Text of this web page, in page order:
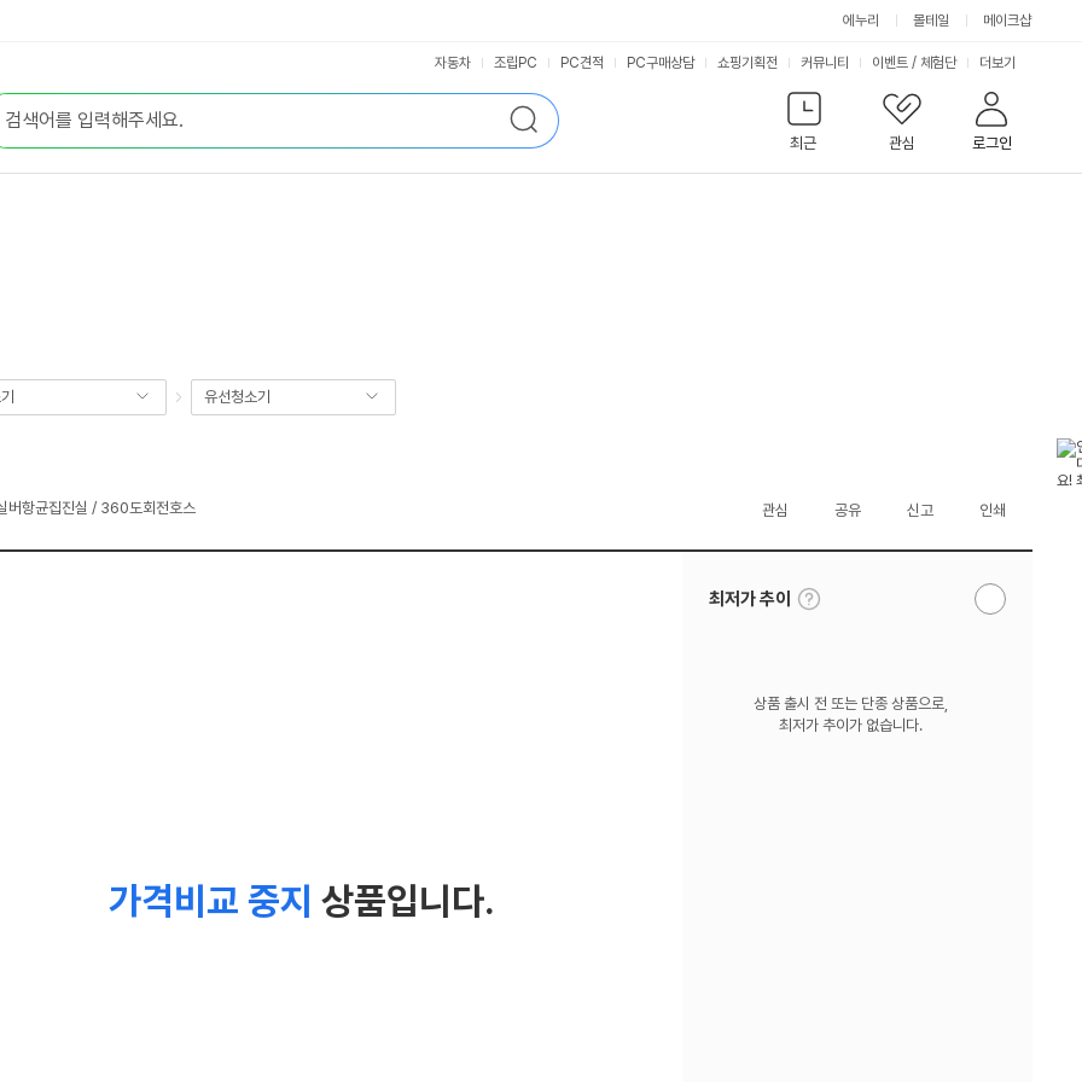
에누리 몰테일 메이크샵
검
색
최근
관심 로그인
자동차 조립PC PC견적 PC구매상담 쇼핑기획전 커뮤니티 이벤트 / 체험단 서
비
스
더보기
유선청소기
버항균집진실 / 360도회전호스 관심 공유 신고 인쇄
가격비교 중지 상품입니다.
최저가 추이
툴
팁
알
상품 출시 전 또는 단종 상품으로,
최저가 추이가 없습니다.